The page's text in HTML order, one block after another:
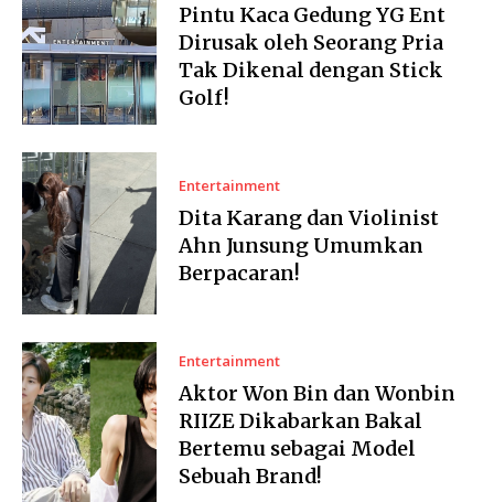
Pintu Kaca Gedung YG Ent
Dirusak oleh Seorang Pria
Tak Dikenal dengan Stick
Golf!
Entertainment
Dita Karang dan Violinist
Ahn Junsung Umumkan
Berpacaran!
Entertainment
Aktor Won Bin dan Wonbin
RIIZE Dikabarkan Bakal
Bertemu sebagai Model
Sebuah Brand!